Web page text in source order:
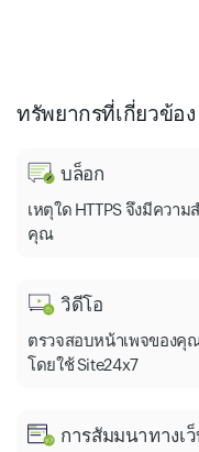
ทรัพยากรที่เกี่ยวข้อง
บล็อก
เหตุใด HTTPS จึงมีคว
คุณ
วิดีโอ
ตรวจสอบหน้าเพจของคุ
โดยใช้ Site24x7
การสัมมนาทางเ